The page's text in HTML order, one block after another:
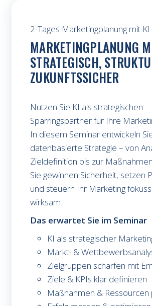
2-Tages Marketingplanung mit KI
MARKETINGPLANUNG
STRATEGISCH,
ZUKUNFTSSICHER
Nutzen Sie KI als strategischen
Sparringspartner für Ihre
In diesem Seminar entwickeln
datenbasierte Strategie – von
Zieldefinition bis zur
Sie gewinnen Sicherheit, setzen
und steuern Ihr Marketing
wirksam.
Das erwartet Sie im Seminar
KI als strategischer
Markt- &
Zielgruppen schärfen mit
Ziele & KPIs klar definieren
Maßnahmen & Ressourcen